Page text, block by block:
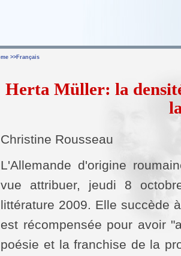
>> Français
Herta Müller: la
Christine Rousseau
L'Allemande d'origine
vue attribuer, jeudi 8
littérature 2009. Elle succède
est récompensée pour avoir
poésie et la franchise de la